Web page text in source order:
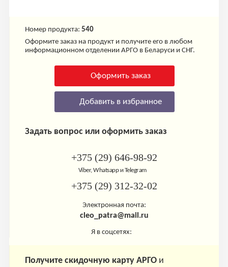
Номер продукта: 540
Оформите заказ на продукт и получите его в любом
информационном отделении АРГО в Беларуси и СНГ.
Оформить заказ
Добавить в избранное
Задать вопрос или оформить заказ
+375 (29) 646-98-92
Viber, Whatsapp и Telegram
+375 (29) 312-32-02
Электронная почта:
cleo_patra@mail.ru
Я в соцсетях:
Получите скидочную карту АРГОи